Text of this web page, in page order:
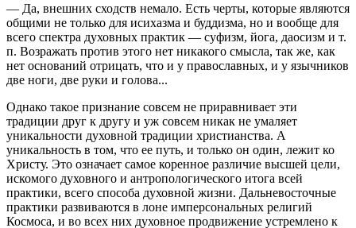
— Да, внешних сходств немало. Есть черты, которые являются
общими не только для исихазма и буддизма, но и вообще для
всего спектра духовных практик — суфизм, йога, даосизм и т.
п. Возражать против этого нет никакого смысла, так же, как
нет оснований отрицать, что и у православных, и у язычников
две ноги, две руки и голова...
Однако такое признание совсем не приравнивает эти
традиции друг к другу и уж совсем никак не умаляет
уникальности духовной традиции христианства. А
уникальность в том, что ее путь, и только он один, лежит ко
Христу. Это означает самое коренное различие высшей цели,
искомого духовного и антропологического итога всей
практики, всего способа духовной жизни. Дальневосточные
практики развиваются в лоне имперсональных религий
Космоса, и во всех них духовное продвижение устремлено к